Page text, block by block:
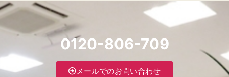
0120-806-709
メールでのお問い合わせ